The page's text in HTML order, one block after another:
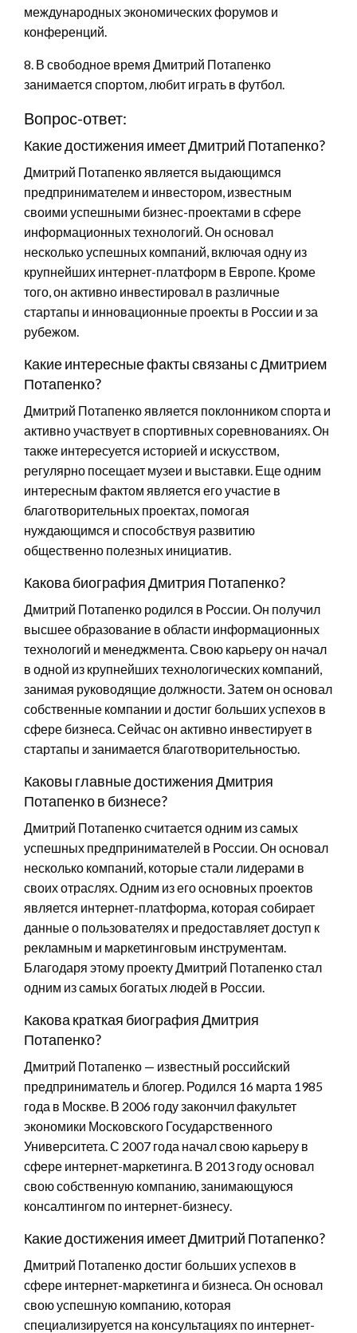
международных экономических форумов и
конференций.
8. В свободное время Дмитрий Потапенко
занимается спортом, любит играть в футбол.
Вопрос-ответ:
Какие достижения имеет Дмитрий Потапенко?
Дмитрий Потапенко является выдающимся
предпринимателем и инвестором, известным
своими успешными бизнес-проектами в сфере
информационных технологий. Он основал
несколько успешных компаний, включая одну из
крупнейших интернет-платформ в Европе. Кроме
того, он активно инвестировал в различные
стартапы и инновационные проекты в России и за
рубежом.
Какие интересные факты связаны с Дмитрием
Потапенко?
Дмитрий Потапенко является поклонником спорта и
активно участвует в спортивных соревнованиях. Он
также интересуется историей и искусством,
регулярно посещает музеи и выставки. Еще одним
интересным фактом является его участие в
благотворительных проектах, помогая
нуждающимся и способствуя развитию
общественно полезных инициатив.
Какова биография Дмитрия Потапенко?
Дмитрий Потапенко родился в России. Он получил
высшее образование в области информационных
технологий и менеджмента. Свою карьеру он начал
в одной из крупнейших технологических компаний,
занимая руководящие должности. Затем он основал
собственные компании и достиг больших успехов в
сфере бизнеса. Сейчас он активно инвестирует в
стартапы и занимается благотворительностью.
Каковы главные достижения Дмитрия
Потапенко в бизнесе?
Дмитрий Потапенко считается одним из самых
успешных предпринимателей в России. Он основал
несколько компаний, которые стали лидерами в
своих отраслях. Одним из его основных проектов
является интернет-платформа, которая собирает
данные о пользователях и предоставляет доступ к
рекламным и маркетинговым инструментам.
Благодаря этому проекту Дмитрий Потапенко стал
одним из самых богатых людей в России.
Какова краткая биография Дмитрия
Потапенко?
Дмитрий Потапенко — известный российский
предприниматель и блогер. Родился 16 марта 1985
года в Москве. В 2006 году закончил факультет
экономики Московского Государственного
Университета. С 2007 года начал свою карьеру в
сфере интернет-маркетинга. В 2013 году основал
свою собственную компанию, занимающуюся
консалтингом по интернет-бизнесу.
Какие достижения имеет Дмитрий Потапенко?
Дмитрий Потапенко достиг больших успехов в
сфере интернет-маркетинга и бизнеса. Он основал
свою успешную компанию, которая
специализируется на консультациях по интернет-